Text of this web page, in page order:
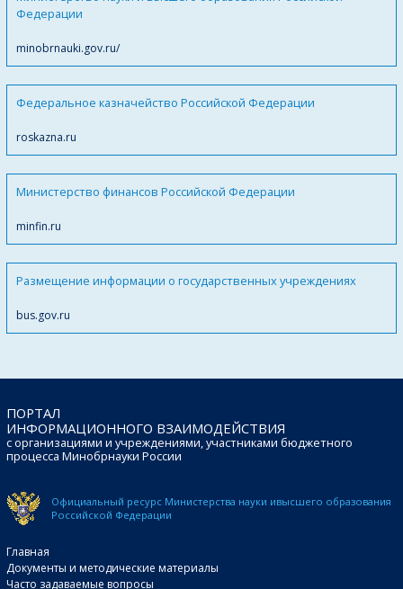
Федерации
minobrnauki.gov.ru/
Федеральное казначейство Российской Федерации
roskazna.ru
Министерство финансов Российской Федерации
minfin.ru
Размещение информации о государственных учреждениях
bus.gov.ru
ПОРТАЛ
ИНФОРМАЦИОННОГО ВЗАИМОДЕЙСТВИЯ
с организациями и учреждениями, участниками бюджетного
процесса Минобрнауки России
Официальный ресурс Министерства науки ивысшего образования
Российской Федерации
Главная
Документы и методические материалы
Часто задаваемые вопросы